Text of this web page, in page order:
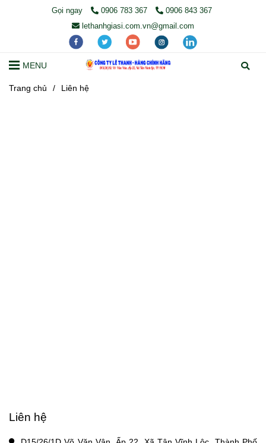
Gọi ngay 0906 783 367
0906 843 367
lethanhgiasi.com.vn@gmail.com
MENU
Trang chủ / Liên hệ
Liên hệ